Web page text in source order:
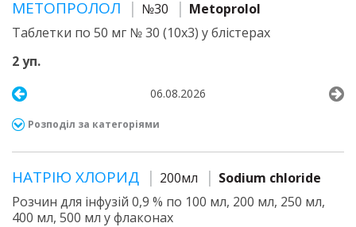
МЕТОПРОЛОЛ №30
Metoprolol
Таблетки по 50 мг № 30 (10х3) у блістерах
2 уп.
06.08.2026
Розподіл за категоріями
НАТРІЮ ХЛОРИД 200мл
Sodium chloride
Розчин для інфузій 0,9 % по 100 мл, 200 мл, 250 мл,
400 мл, 500 мл у флаконах